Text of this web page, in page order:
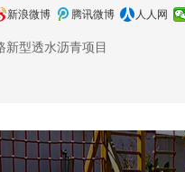
新浪微博 腾讯微博 人人网
新型透水沥青项目